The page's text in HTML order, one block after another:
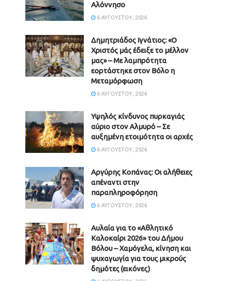
Αλόννησο
6 ΑΥΓΟΎΣΤΟΥ, 2026
Δημητριάδος Ιγνάτιος: «Ο
Χριστός μάς έδειξε το μέλλον
μας» – Με λαμπρότητα
εορτάστηκε στον Βόλο η
Μεταμόρφωση
6 ΑΥΓΟΎΣΤΟΥ, 2026
Υψηλός κίνδυνος πυρκαγιάς
αύριο στον Αλμυρό – Σε
αυξημένη ετοιμότητα οι αρχές
6 ΑΥΓΟΎΣΤΟΥ, 2026
Aργύρης Κοπάνας: Οι αλήθειες
απέναντι στην
παραπληροφόρηση
6 ΑΥΓΟΎΣΤΟΥ, 2026
Αυλαία για το «Αθλητικό
Καλοκαίρι 2026» του Δήμου
Βόλου – Χαμόγελα, κίνηση και
ψυχαγωγία για τους μικρούς
δημότες (εικόνες)